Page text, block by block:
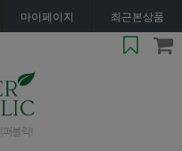
마이페이지 최근본상품